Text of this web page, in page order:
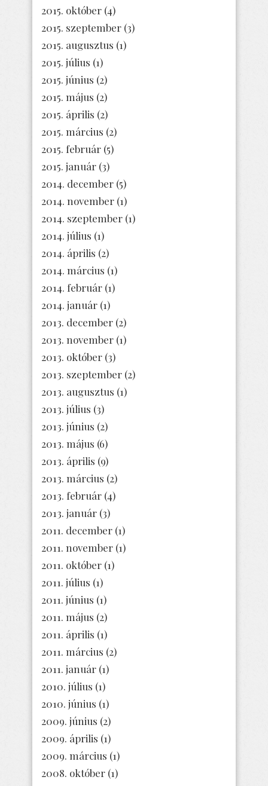
2015. október (4)
2015. szeptember (3)
2015. augusztus (1)
2015. július (1)
2015. június (2)
2015. május (2)
2015. április (2)
2015. március (2)
2015. február (5)
2015. január (3)
2014. december (5)
2014. november (1)
2014. szeptember (1)
2014. július (1)
2014. április (2)
2014. március (1)
2014. február (1)
2014. január (1)
2013. december (2)
2013. november (1)
2013. október (3)
2013. szeptember (2)
2013. augusztus (1)
2013. július (3)
2013. június (2)
2013. május (6)
2013. április (9)
2013. március (2)
2013. február (4)
2013. január (3)
2011. december (1)
2011. november (1)
2011. október (1)
2011. július (1)
2011. június (1)
2011. május (2)
2011. április (1)
2011. március (2)
2011. január (1)
2010. július (1)
2010. június (1)
2009. június (2)
2009. április (1)
2009. március (1)
2008. október (1)